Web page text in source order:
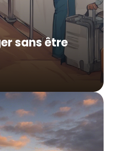
sans être